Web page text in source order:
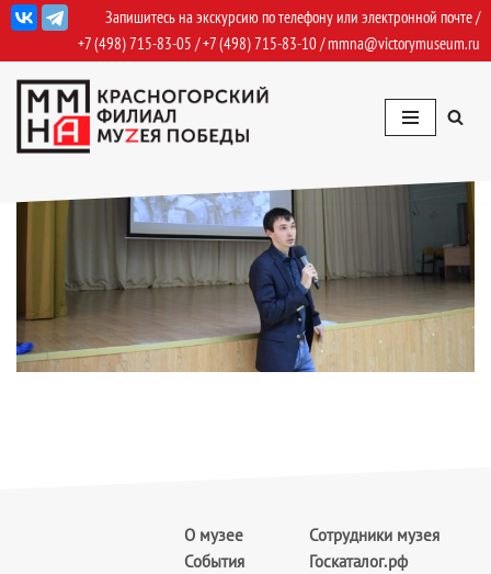
Перейти
к
содержимому
Запишитесь на экскурсию по телефону или электронной почте /
+7 (498) 715-83-05 /+7 (498) 715-83-10/mmna@victorymuseum.ru
О музее
События
Сотрудники музея
Госкаталог.рф